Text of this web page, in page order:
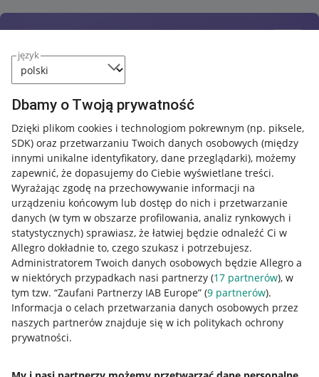
język
Dbamy o Twoją prywatność
Dzięki plikom cookies i technologiom pokrewnym (np. piksele,
SDK) oraz przetwarzaniu Twoich danych osobowych (między
innymi unikalne identyfikatory, dane przeglądarki), możemy
zapewnić, że dopasujemy do Ciebie wyświetlane treści.
Wyrażając zgodę na przechowywanie informacji na
urządzeniu końcowym lub dostęp do nich i przetwarzanie
danych (w tym w obszarze profilowania, analiz rynkowych i
statystycznych) sprawiasz, że łatwiej będzie odnaleźć Ci w
Allegro dokładnie to, czego szukasz i potrzebujesz.
Administratorem Twoich danych osobowych będzie Allegro a
w niektórych przypadkach nasi partnerzy (17 partnerów), w
tym tzw. “Zaufani Partnerzy IAB Europe” (9 partnerów).
Informacja o celach przetwarzania danych osobowych przez
naszych partnerów znajduje się w ich politykach ochrony
prywatności.
Przydatne informacje
Jak to działa